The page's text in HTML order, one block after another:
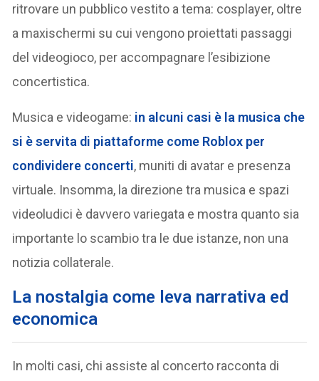
ritrovare un pubblico vestito a tema: cosplayer, oltre
a maxischermi su cui vengono proiettati passaggi
del videogioco, per accompagnare l’esibizione
concertistica.
Musica e videogame: in alcuni casi è la musica che
si è servita di piattaforme come Roblox per
condividere concerti, muniti di avatar e presenza
virtuale. Insomma, la direzione tra musica e spazi
videoludici è davvero variegata e mostra quanto sia
importante lo scambio tra le due istanze, non una
notizia collaterale.
La nostalgia come leva narrativa ed
economica
In molti casi, chi assiste al concerto racconta di